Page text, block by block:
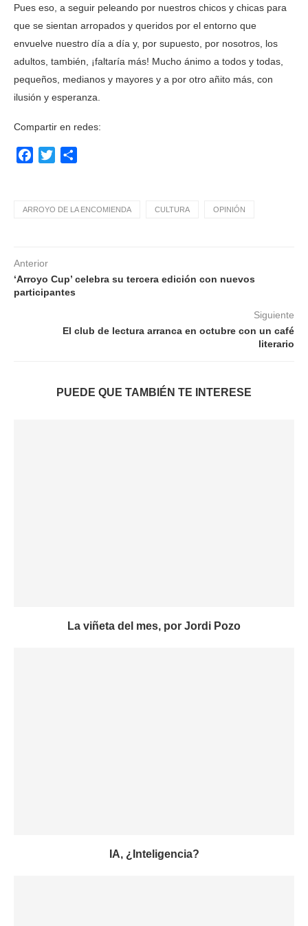
Pues eso, a seguir peleando por nuestros chicos y chicas para
que se sientan arropados y queridos por el entorno que
envuelve nuestro día a día y, por supuesto, por nosotros, los
adultos, también, ¡faltaría más! Mucho ánimo a todos y todas,
pequeños, medianos y mayores y a por otro añito más, con
ilusión y esperanza.
Compartir en redes:
Facebook
Twitter
ARROYO DE LA ENCOMIENDA CULTURA OPINIÓN
Anterior
‘Arroyo Cup’ celebra su tercera edición con nuevos
participantes
Siguiente
El club de lectura arranca en octubre con un café
literario
PUEDE QUE TAMBIÉN TE INTERESE
La viñeta del mes, por Jordi Pozo
IA, ¿Inteligencia?